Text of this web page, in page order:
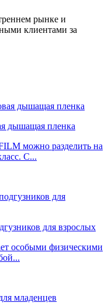
рынке и
клиентами за
дышащая пленка
можно разделить на
С...
для взрослых
особыми физическими